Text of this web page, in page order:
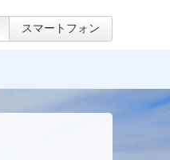
スマートフォン